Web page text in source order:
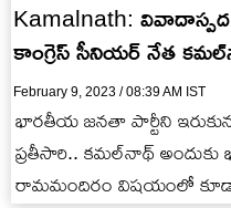
Kamalnath: వివాదాస్పద
కాంగ్రెస్ సీనియర్ నేత
February 9, 2023 / 08:39 AM IST
భారతీయ జనతా పార్టీని ఇరుకున
ప్రతీసారి.. కమల్‭నాథ్ అందుకు భిన్నంగా వ్యవహరిస్తున్నారు.
రామమందిరం విషయంలో కూడా